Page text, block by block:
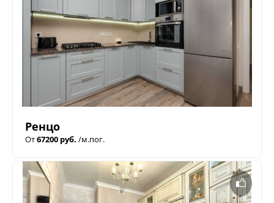
Ренцо
От67200 руб. /м.пог.